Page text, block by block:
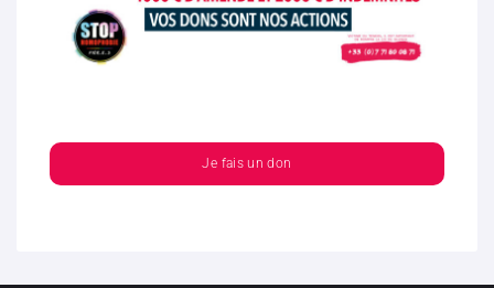
Je fais un don